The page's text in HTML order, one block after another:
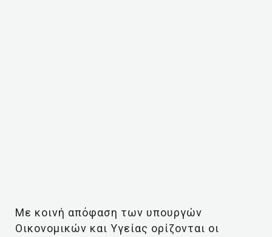
Με κοινή απόφαση των υπουργών
Οικονομικών και Υγείας ορίζονται οι